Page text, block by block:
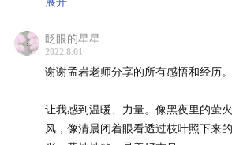
Casts、Castro 等泛用型播客客户端。
Midnight FlashbyAmaksi
望和愿景」，那就去「改变」。所以
很难、我们很难的时候：
——有知有行招聘的招聘网址。刚打
这样一句话、一个愿景、一个值得努
眨眼的星星
2022.8.01
谢谢孟岩老师分享的所有感悟和经历。
让我感到温暖、力量。像黑夜里的萤
风，像清晨闭着眼看透过枝叶照下来